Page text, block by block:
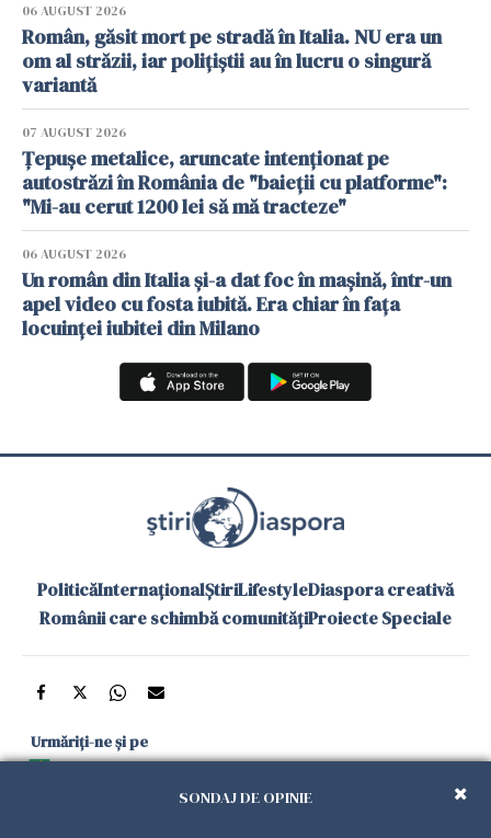
06 AUGUST 2026
Român, găsit mort pe stradă în Italia. NU era un
om al străzii, iar polițiștii au în lucru o singură
variantă
07 AUGUST 2026
Țepușe metalice, aruncate intenționat pe
autostrăzi în România de "baieții cu platforme":
"Mi-au cerut 1200 lei să mă tracteze"
06 AUGUST 2026
Un român din Italia și-a dat foc în mașină, într-un
apel video cu fosta iubită. Era chiar în fața
locuinței iubitei din Milano
PoliticăInternaționalȘtiriLifestyleDiaspora creativă
Românii care schimbă comunitățiProiecte Speciale
Urmăriți-ne și pe
și în aplicațiile mobileSONDAJ DE OPINIE